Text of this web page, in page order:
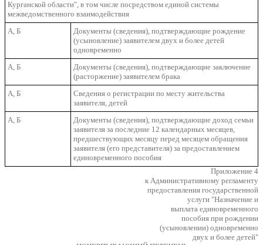
Курганской области", в том числе посредством единой системы
межведомственного взаимодействия
А, Б
Документы (сведения), подтверждающие рождение
(усыновление) заявителем двух и более детей
одновременно
А, Б
Документы (сведения), подтверждающие заключение
(расторжение) заявителем брака
А, Б
Сведения о регистрации по месту жительства
заявителя, детей
А, Б
Документы (сведения), подтверждающие доход семьи
заявителя за последние 12 календарных месяцев,
предшествующих месяцу перед месяцем обращения
заявителя (его представителя) за предоставлением
единовременного пособия
Приложение 4
к Административному регламенту
предоставления государственной
услуги "Назначение и
выплата единовременного
пособия при рождении
(усыновлении) одновременно
двух и более детей"